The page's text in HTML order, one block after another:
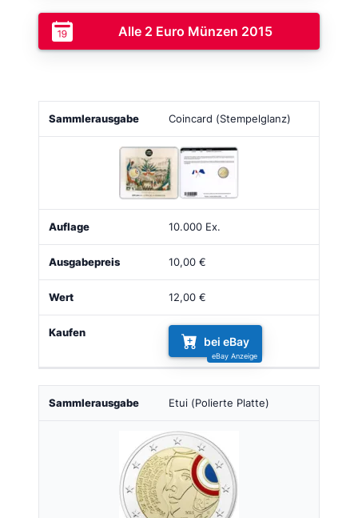
Alle 2 Euro Münzen 2015
Sammlerausgabe Bild Auflage Ausgabepreis
Coincard (Stempelglanz)
10.000 Ex.
10,00 €
12,00 €
bei eBay
Etui (Polierte Platte)